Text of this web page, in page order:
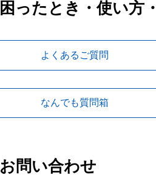
困ったとき・使い方
よくあるご質問
なんでも質問箱
お問い合わせ